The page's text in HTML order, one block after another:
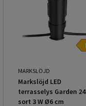
MARKSLÖJD
Markslöjd LED
terrasselys Garden 24
sort 3 W Ø6 cm